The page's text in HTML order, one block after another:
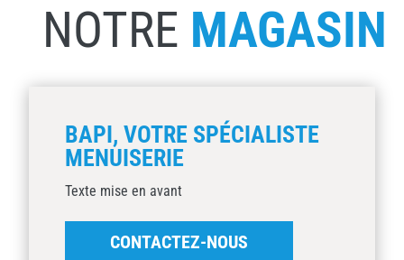
NOTRE MAGASIN
BAPI, VOTRE SPÉCIALISTE
MENUISERIE
Texte mise en avant
CONTACTEZ-NOUS